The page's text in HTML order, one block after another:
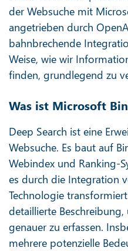
der Websuche mit
angetrieben durch
bahnbrechende
Weise, wie wir
finden, grundlegend zu
Was ist Microsoft
Deep Search ist eine
Websuche. Es baut auf
Webindex und Ranking-
es durch die Integration
Technologie
detaillierte
genauer zu erfassen.
mehrere potenzielle